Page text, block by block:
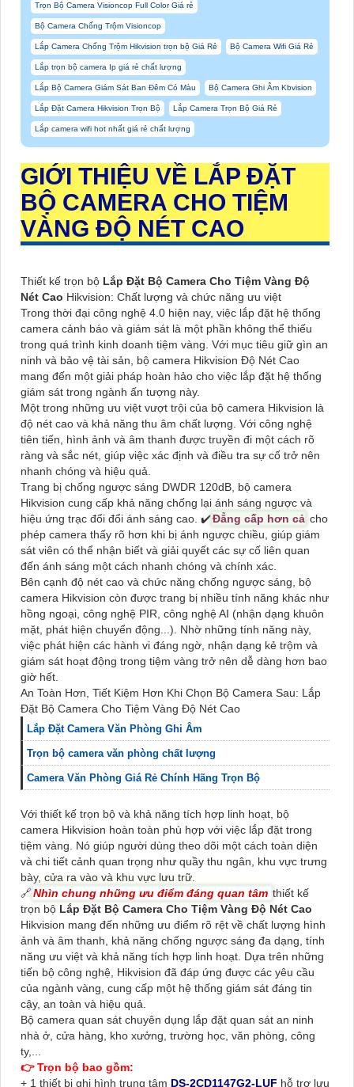
Trọn Bộ Camera Visioncop Full Color Giá rẻ
Bộ Camera Chống Trộm Visioncop
Lắp Camera Chống Trộm Hikvision trọn bộ Giá Rẻ Bộ Camera Wifi Giá Rẻ
Lắp trọn bộ camera Ip giá rẻ chất lượng
Lắp Bộ Camera Giám Sát Ban Đêm Có Màu Bộ Camera Ghi Âm Kbvision
Lắp Đặt Camera Hikvision Trọn Bộ Lắp Camera Trọn Bộ Giá Rẻ
Lắp camera wifi hot nhất giá rẻ chất lượng
GIỚI THIỆU VỀ LẮP ĐẶT
BỘ CAMERA CHO TIỆM
VÀNG ĐỘ NÉT CAO
Thiết kế trọn bộ Lắp Đặt Bộ Camera Cho Tiệm Vàng Độ
Nét Cao Hikvision: Chất lượng và chức năng ưu việt
Trong thời đại công nghệ 4.0 hiện nay, việc lắp đặt hệ thống
camera cảnh báo và giám sát là một phần không thể thiếu
trong quá trình kinh doanh tiệm vàng. Với mục tiêu giữ gìn an
ninh và bảo vệ tài sản, bộ camera Hikvision Độ Nét Cao
mang đến một giải pháp hoàn hảo cho việc lắp đặt hệ thống
giám sát trong ngành ấn tượng này.
Một trong những ưu việt vượt trội của bộ camera Hikvision là
độ nét cao và khả năng thu âm chất lượng. Với công nghệ
tiên tiến, hình ảnh và âm thanh được truyền đi một cách rõ
ràng và sắc nét, giúp việc xác định và điều tra sự cố trở nên
nhanh chóng và hiệu quả.
Trang bị chống ngược sáng DWDR 120dB, bộ camera
Hikvision cung cấp khả năng chống lại ánh sáng ngược và
hiệu ứng trạc đổi đổi ánh sáng cao. ✔️Đẳng cấp hơn cả cho
phép camera thấy rõ hơn khi bị ánh ngược chiều, giúp giám
sát viên có thể nhận biết và giải quyết các sự cố liên quan
đến ánh sáng một cách nhanh chóng và chính xác.
Bên cạnh độ nét cao và chức năng chống ngược sáng, bộ
camera Hikvision còn được trang bị nhiều tính năng khác như
hồng ngoại, công nghệ PIR, công nghệ AI (nhận dạng khuôn
mặt, phát hiện chuyển động...). Nhờ những tính năng này,
việc phát hiện các hành vi đáng ngờ, nhận dạng kẻ trộm và
giám sát hoạt động trong tiệm vàng trở nên dễ dàng hơn bao
giờ hết.
An Toàn Hơn, Tiết Kiệm Hơn Khi Chọn Bộ Camera Sau: Lắp
Đặt Bộ Camera Cho Tiệm Vàng Độ Nét Cao
Lắp Đặt Camera Văn Phòng Ghi Âm
Trọn bộ camera văn phòng chất lượng
Camera Văn Phòng Giá Rẻ Chính Hãng Trọn Bộ
Với thiết kế trọn bộ và khả năng tích hợp linh hoạt, bộ
camera Hikvision hoàn toàn phù hợp với việc lắp đặt trong
tiệm vàng. Nó giúp người dùng theo dõi một cách toàn diện
và chi tiết cảnh quan trọng như quầy thu ngân, khu vực trưng
bày, cửa ra vào và khu vực lưu trữ.
🔗Nhìn chung những ưu điểm đáng quan tâm thiết kế
trọn bộ Lắp Đặt Bộ Camera Cho Tiệm Vàng Độ Nét Cao
Hikvision mang đến những ưu điểm rõ rệt về chất lượng hình
ảnh và âm thanh, khả năng chống ngược sáng đa dạng, tính
năng ưu việt và khả năng tích hợp linh hoạt. Dựa trên những
tiến bộ công nghệ, Hikvision đã đáp ứng được các yêu cầu
của ngành vàng, cung cấp một hệ thống giám sát đáng tin
cậy, an toàn và hiệu quả.
Bộ camera quan sát chuyên dụng lắp đặt quan sát an ninh
nhà ở, cửa hàng, kho xưởng, trường học, văn phòng, công
ty,...
👉 Trọn bộ bao gồm:
+ 1 thiết bị ghi hình trung tâm DS-2CD1147G2-LUF hỗ trợ lưu